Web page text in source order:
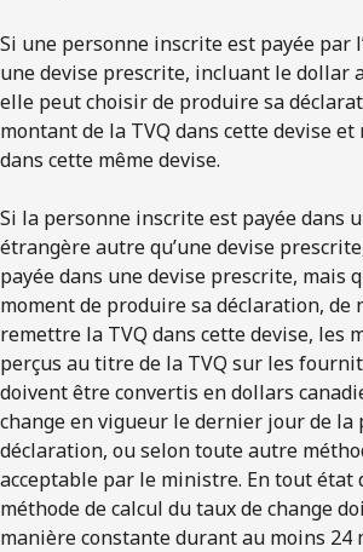
Si une personne inscrite est payée par
une devise prescrite, incluant le dollar
elle peut choisir de produire sa
montant de la TVQ dans cette devise
dans cette même devise.
Si la personne inscrite est payée dans
étrangère autre qu’une devise
payée dans une devise prescrite, mais
moment de produire sa déclaration, de
remettre la TVQ dans cette devise, les
perçus au titre de la TVQ sur les
doivent être convertis en dollars
change en vigueur le dernier jour de la
déclaration, ou selon toute autre
acceptable par le ministre. En tout état
méthode de calcul du taux de change
manière constante durant au moins 24